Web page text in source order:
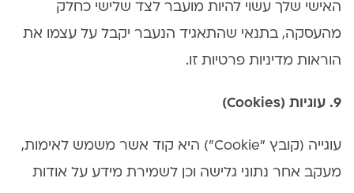
האישי שלך עשוי להיות מועבר לצד שלישי כחלק
מהעסקה, בתנאי שהתאגיד הנעבר יקבל על עצמו את
הוראות מדיניות פרטיות זו.
9. עוגיות (Cookies)
עוגייה (קובץ "Cookie") היא קוד אשר משמש לאימות,
מעקב אחר נתוני גלישה וכן לשמירת מידע על אודות